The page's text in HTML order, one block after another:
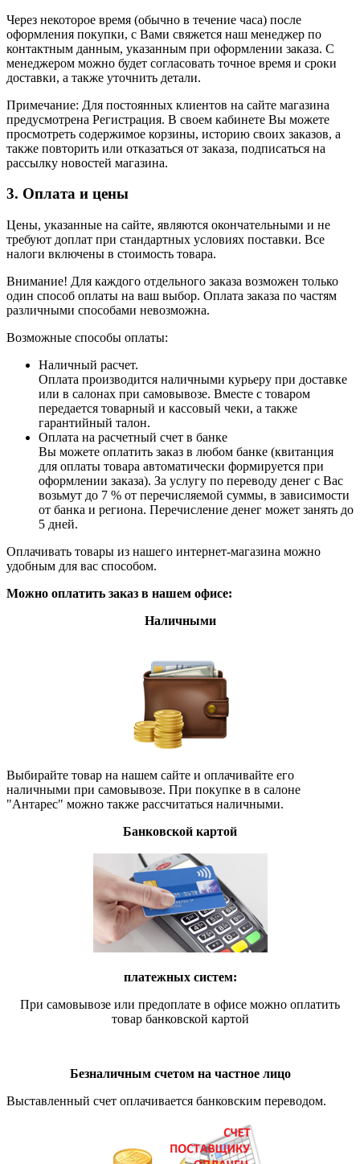
Через некоторое время (обычно в течение часа) после
оформления покупки, с Вами свяжется наш менеджер по
контактным данным, указанным при оформлении заказа. С
менеджером можно будет согласовать точное время и сроки
доставки, а также уточнить детали.
Примечание: Для постоянных клиентов на сайте магазина
предусмотрена Регистрация. В своем кабинете Вы можете
просмотреть содержимое корзины, историю своих заказов, а
также повторить или отказаться от заказа, подписаться на
рассылку новостей магазина.
3. Оплата и цены
Цены, указанные на сайте, являются окончательными и не
требуют доплат при стандартных условиях поставки. Все
налоги включены в стоимость товара.
Внимание! Для каждого отдельного заказа возможен только
один способ оплаты на ваш выбор. Оплата заказа по частям
различными способами невозможна.
Возможные способы оплаты:
Наличный расчет.
Оплата производится наличными курьеру при доставке
или в салонах при самовывозе. Вместе с товаром
передается товарный и кассовый чеки, а также
гарантийный талон.
Оплата на расчетный счет в банке
Вы можете оплатить заказ в любом банке (квитанция
для оплаты товара автоматически формируется при
оформлении заказа). За услугу по переводу денег с Вас
возьмут до 7 % от перечисляемой суммы, в зависимости
от банка и региона. Перечисление денег может занять до
5 дней.
Оплачивать товары из нашего интернет-магазина можно
удобным для вас способом.
Можно оплатить заказ в нашем офисе:
Наличными
Выбирайте товар на нашем сайте и оплачивайте его
наличными при самовывозе. При покупке в в салоне
"Антарес" можно также рассчитаться наличными.
Банковской картой
платежных систем:
При самовывозе или предоплате в офисе можно оплатить
товар банковской картой
Безналичным счетом на частное лицо
Выставленный счет оплачивается банковским переводом.